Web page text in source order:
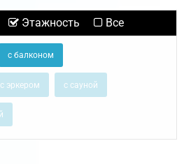
Этажность Все
с балконом
с эркером с сауной